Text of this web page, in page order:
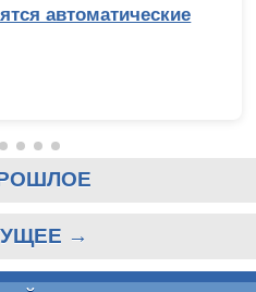
автоматические
→